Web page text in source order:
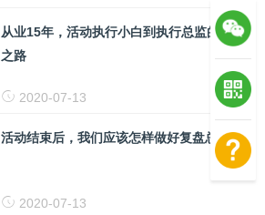
从业15年，活动执行小白到执行总监的进阶
之路
2020-07-13
活动结束后，我们应该怎样做好复盘总结？
2020-07-13